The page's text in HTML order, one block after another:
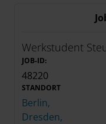
Werkstudent
JOB-ID:
48220
STANDORT
Berlin,
Dresden,